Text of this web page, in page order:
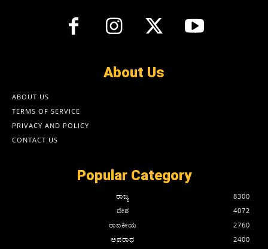
About Us
ABOUT US
TERMS OF SERVICE
PRIVACY AND POLICY
CONTACT US
Popular Category
ರಾಜ್ಯ
8300
ದೇಶ
4072
ರಾಜಕೀಯ
2760
ಅಪರಾಧ
2400